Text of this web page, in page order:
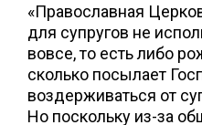
«Православная
для супругов не
вовсе, то есть либо
сколько посылает
воздерживаться от
Но поскольку из-за